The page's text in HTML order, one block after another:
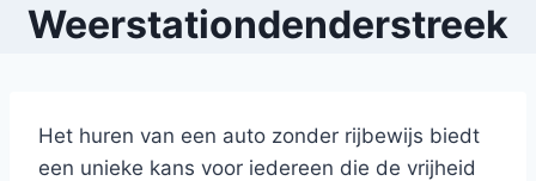
Weerstationdenderstreek
Het huren van een auto zonder rijbewijs biedt
een unieke kans voor iedereen die de vrijheid